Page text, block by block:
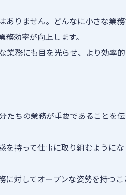
ありません。どんなに小さな業務
効率が向上します。
業務にも目を光らせ、より効率
たちの業務が重要であることを
を持って仕事に取り組むようにな
対してオープンな姿勢を持つこ